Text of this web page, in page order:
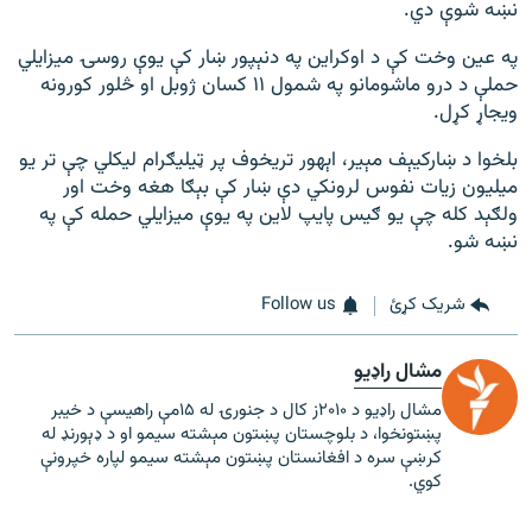
نښه شوې دي.
په عين وخت کې د اوکراين په دنېپور ښار کې يوې روسۍ ميزايلي
حملې د درو ماشومانو په شمول ۱۱ کسان ژوبل او څلور کورونه
ويجاړ کړل.
بلخوا د ښارکيېف مېير، اېهور تريخوف پر ټيليګرام ليکلي چې تر يو
ميليون زيات نفوس لرونکي دې ښار کې بېګا هغه وخت اور
ولګېد کله چې يو ګيس پايپ لاين په يوې ميزايلي حمله کې په
نښه شو.
شریک کړئ Follow us
مشال راډیو
مشال راډیو د ۲۰۱۰ز کال د جنورۍ له ۱۵مې راهیسې د خیبر
پښتونخوا، د بلوچستان پښتون مېشته سیمو او د ډېورنډ له
کرښې سره د افغانستان پښتون مېشته سیمو لپاره خپرونې
کوي.